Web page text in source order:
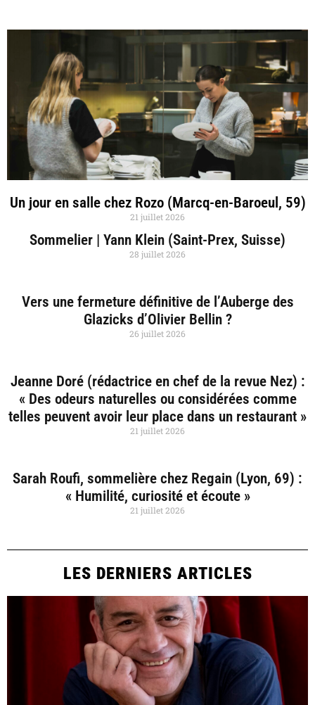
Un jour en salle chez Rozo (Marcq-en-Baroeul, 59)
21 juillet 2026
Sommelier | Yann Klein (Saint-Prex, Suisse)
28 juillet 2026
Vers une fermeture définitive de l’Auberge des
Glazicks d’Olivier Bellin ?
26 juillet 2026
Jeanne Doré (rédactrice en chef de la revue Nez) :
« Des odeurs naturelles ou considérées comme
telles peuvent avoir leur place dans un restaurant »
21 juillet 2026
Sarah Roufi, sommelière chez Regain (Lyon, 69) :
« Humilité, curiosité et écoute »
21 juillet 2026
LES DERNIERS ARTICLES